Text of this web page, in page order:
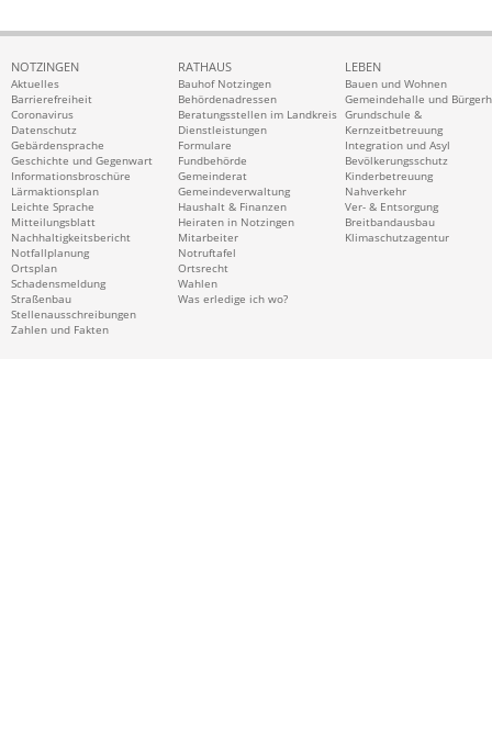
NOTZINGEN
Aktuelles
Barrierefreiheit
Coronavirus
Datenschutz
Gebärdensprache
Geschichte und Gegenwart
Informationsbroschüre
Lärmaktionsplan
Leichte Sprache
Mitteilungsblatt
Nachhaltigkeitsbericht
Notfallplanung
Ortsplan
Schadensmeldung
Straßenbau
Stellenausschreibungen
Zahlen und Fakten
RATHAUS
Bauhof Notzingen
Behördenadressen
Beratungsstellen im Landkreis
Dienstleistungen
Formulare
Fundbehörde
Gemeinderat
Gemeindeverwaltung
Haushalt & Finanzen
Heiraten in Notzingen
Mitarbeiter
Notruftafel
Ortsrecht
Wahlen
Was erledige ich wo?
LEBEN
Bauen und Wohnen
Gemeindehalle und
Grundschule &
Kernzeitbetreuung
Integration und Asyl
Bevölkerungsschutz
Kinderbetreuung
Nahverkehr
Ver- & Entsorgung
Breitbandausbau
Klimaschutzagentur